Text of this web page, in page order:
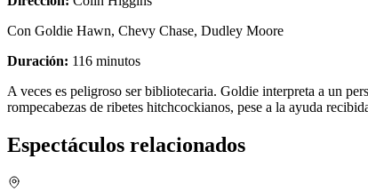
Con Goldie Hawn, Chevy Chase, Dudley Moore
Duración: 116 minutos
A veces es peligroso ser bibliotecaria. Goldie interpreta a un
rompecabezas de ribetes hitchcockianos, pese a la ayuda
Espectáculos relacionados